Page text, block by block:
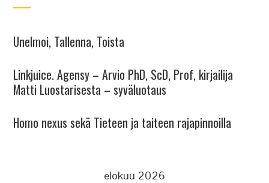
Unelmoi, Tallenna, Toista
Linkjuice. Agensy – Arvio PhD, ScD, Prof, kirjailija
Matti Luostarisesta – syväluotaus
Homo nexus sekä Tieteen ja taiteen rajapinnoilla
elokuu 2026